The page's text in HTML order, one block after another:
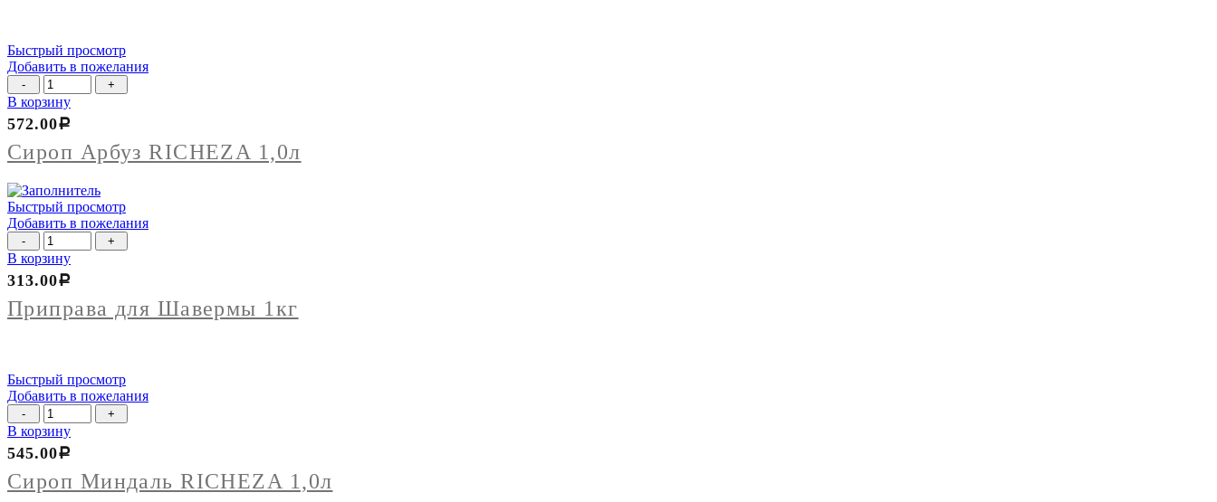
Быстрый просмотр
Добавить в пожелания
Количество
товара
Сироп
Арбуз
RICHEZA
1,0л
В корзину
Сироп Арбуз RICHEZA 1,0л
572.00Р
Быстрый просмотр
Добавить в пожелания
Количество
товара
Приправа
для
Шавермы
1кг
В корзину
Приправа для Шавермы 1кг
313.00Р
Быстрый просмотр
Добавить в пожелания
Количество
товара
Сироп
Миндаль
RICHEZA
1,0л
В корзину
Сироп Миндаль RICHEZA 1,0л
545.00Р